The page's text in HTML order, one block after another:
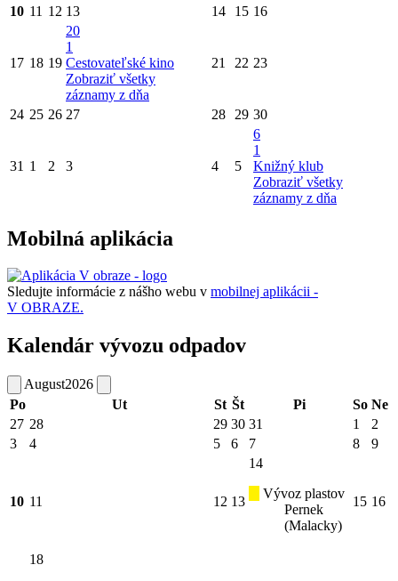
10 11 12 13 14 15 16
17 18 19
20
1
Cestovateľské kino
Zobraziť všetky
záznamy z dňa
21 22 23
24 25 26 27 28 29 30
31 1 2 3 4 5
6
1
Knižný klub
Zobraziť všetky
záznamy z dňa
Mobilná aplikácia
Sledujte informácie z nášho webu v mobilnej aplikácii -
V OBRAZE.
Kalendár vývozu odpadov
August2026
Po
Ut St Št Pi So Ne
27 28 29 30 31 1
2
3
4 5 6 7 8 9
10 11 12 13
14
Vývoz plastov
Pernek
(Malacky)
15 16
18